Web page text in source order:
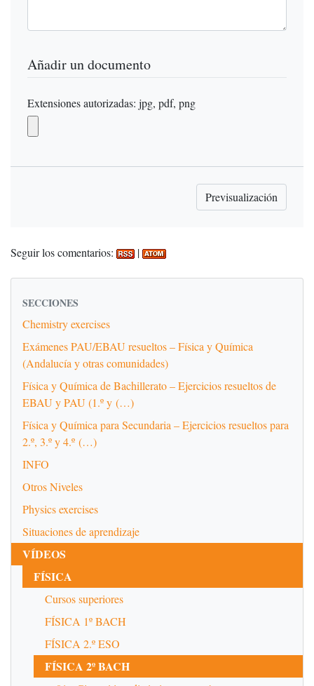
Añadir un documento
Extensiones autorizadas: jpg, pdf, png
Seguir los comentarios: |
SECCIONES
Chemistry exercises
Exámenes PAU/EBAU resueltos – Física y Química
(Andalucía y otras comunidades)
Física y Química de Bachillerato – Ejercicios resueltos de
EBAU y PAU (1.º y (…)
Física y Química para Secundaria – Ejercicios resueltos para
2.º, 3.º y 4.º (…)
INFO
Otros Niveles
Physics exercises
Situaciones de aprendizaje
VÍDEOS
FÍSICA
Cursos superiores
FÍSICA 1º BACH
FÍSICA 2.º ESO
FÍSICA 2º BACH